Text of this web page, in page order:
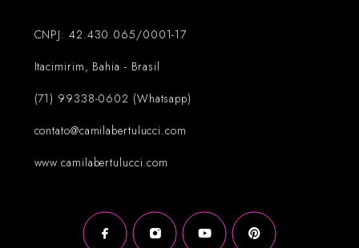
CNPJ: 42.430.065/0001-17
Itacimirim, Bahia - Brasil
(71) 99338-0602 (Whatsapp)
contato@camilabertulucci.com
www.camilabertulucci.com